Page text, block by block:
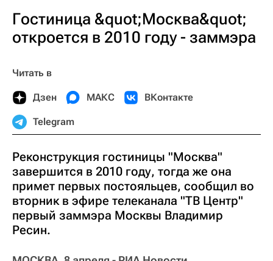
Гостиница &quot;Москва&quot;
откроется в 2010 году - заммэра
Читать в
Дзен МАКС ВКонтакте
Telegram
Реконструкция гостиницы "Москва"
завершится в 2010 году, тогда же она
примет первых постояльцев, сообщил во
вторник в эфире телеканала "ТВ Центр"
первый заммэра Москвы Владимир
Ресин.